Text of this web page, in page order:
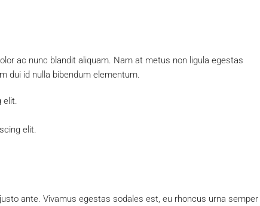
ac nunc blandit aliquam. Nam at metus non ligula egestas
dui id nulla bibendum elementum.
elit.
elit.
ante. Vivamus egestas sodales est, eu rhoncus urna semper